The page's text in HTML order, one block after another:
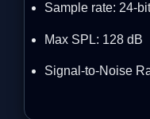
Sample rate: 24-
Max SPL: 128 dB
Signal-to-Noise